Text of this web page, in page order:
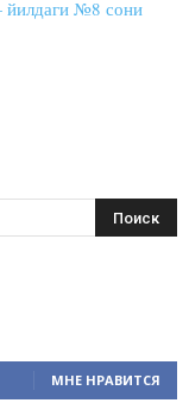
йилдаги №8 сони
МНЕ НРАВИТСЯ